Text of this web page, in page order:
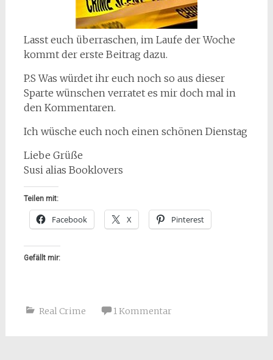
Lasst euch überraschen, im Laufe der Woche
kommt der erste Beitrag dazu.
P.S Was würdet ihr euch noch so aus dieser
Sparte wünschen verratet es mir doch mal in
den Kommentaren.
Ich wüsche euch noch einen schönen Dienstag
Liebe Grüße
Susi alias Booklovers
Teilen mit:
Facebook X Pinterest
Gefällt mir:
Real Crime 1 Kommentar